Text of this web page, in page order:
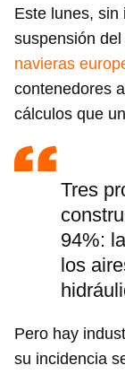
Este lunes, sin
suspensión
navieras
contenedores
cálculos que
Tres
94%:
los
Pero hay
su incidencia